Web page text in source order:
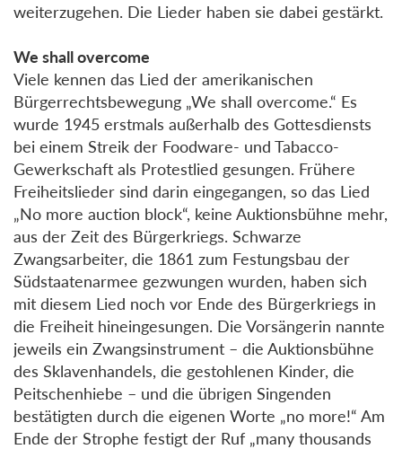
weiterzugehen. Die Lieder haben sie dabei gestärkt.
We shall overcome
Viele kennen das Lied der amerikanischen
Bürgerrechtsbewegung „We shall overcome.“ Es
wurde 1945 erstmals außerhalb des Gottesdiensts
bei einem Streik der Foodware- und Tabacco-
Gewerkschaft als Protestlied gesungen. Frühere
Freiheitslieder sind darin eingegangen, so das Lied
„No more auction block“, keine Auktionsbühne mehr,
aus der Zeit des Bürgerkriegs. Schwarze
Zwangsarbeiter, die 1861 zum Festungsbau der
Südstaatenarmee gezwungen wurden, haben sich
mit diesem Lied noch vor Ende des Bürgerkriegs in
die Freiheit hineingesungen. Die Vorsängerin nannte
jeweils ein Zwangsinstrument – die Auktionsbühne
des Sklavenhandels, die gestohlenen Kinder, die
Peitschenhiebe – und die übrigen Singenden
bestätigten durch die eigenen Worte „no more!“ Am
Ende der Strophe festigt der Ruf „many thousands